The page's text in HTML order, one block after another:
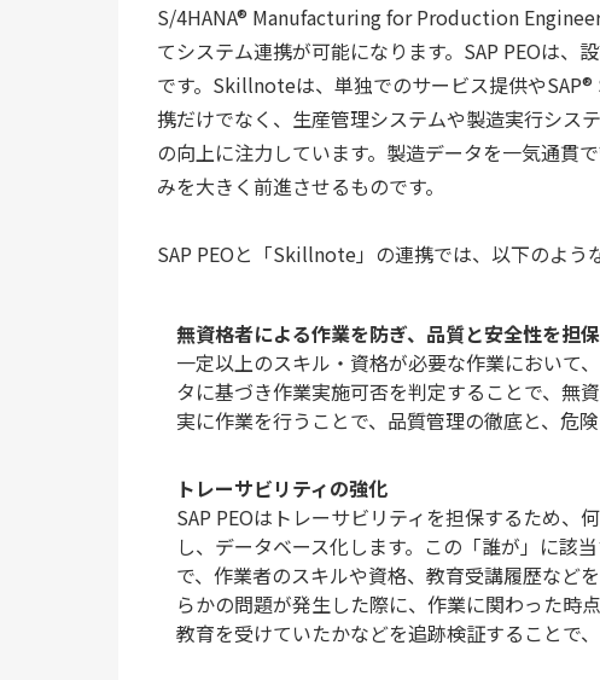
S/4HANA® Manufacturing for Production
てシステム連携が可能になります。SAP PEOは、
です。Skillnoteは、単独でのサービス提供や
携だけでなく、生産管理システムや製造実行シス
の向上に注力しています。製造データを一気通貫
みを大きく前進させるものです。
SAP PEOと「Skillnote」の連携では、以下のよう
無資格者による作業を防ぎ、品質と安全性を担
一定以上のスキル・資格が必要な作業において
タに基づき作業実施可否を判定することで、無
実に作業を行うことで、品質管理の徹底と、危
トレーサビリティの強化
SAP PEOはトレーサビリティを担保するため、
し、データベース化します。この「誰が」に
で、作業者のスキルや資格、教育受講履歴など
らかの問題が発生した際に、作業に関わった時
教育を受けていたかなどを追跡検証することで